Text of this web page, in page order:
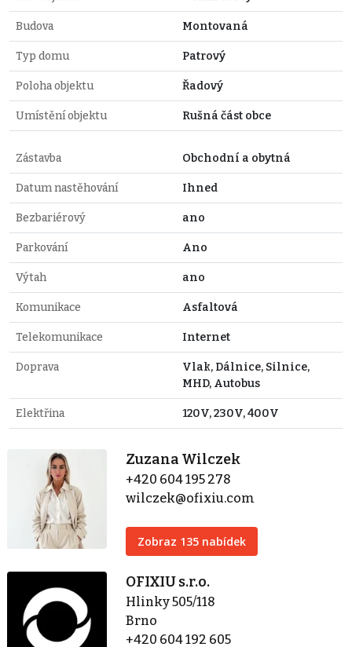
Budova Montovaná
Typ domu Patrový
Poloha objektu Řadový
Umístění objektu Rušná část obce
Zástavba Obchodní a obytná
Datum nastěhování Ihned
Bezbariérový ano
Parkování Ano
Výtah ano
Komunikace Asfaltová
Telekomunikace Internet
Doprava
Vlak, Dálnice, Silnice,
MHD, Autobus
Elektřina 120V, 230V, 400V
Zuzana Wilczek
+420 604 195 278
wilczek@ofixiu.com
Zobraz 135 nabídek
OFIXIU s.r.o.
Hlinky 505/118
Brno
+420 604 192 605